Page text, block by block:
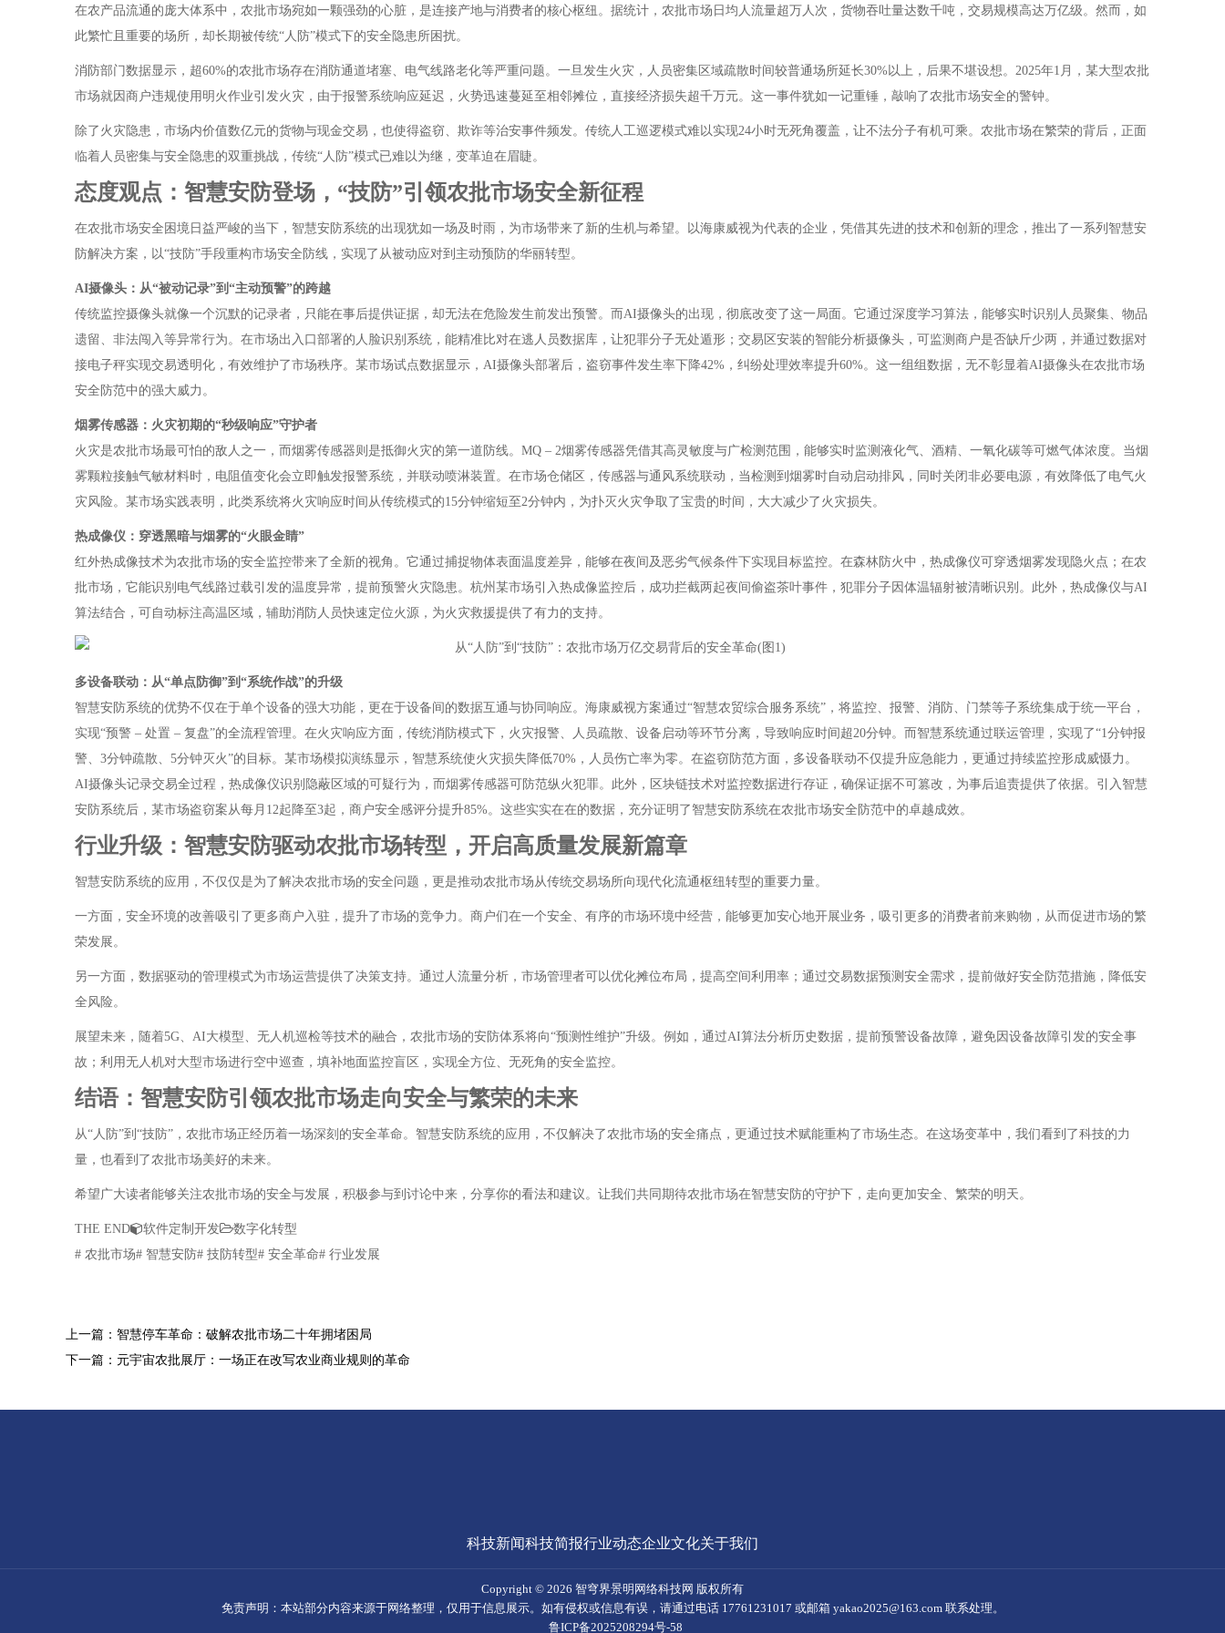
在农产品流通的庞大体系中，农批市场宛如一颗强劲的心脏，是连接产地与消费者的核心枢纽。据统计，农批市场日均人流量超万人次，货物吞吐量达数千吨，交易规模高达万亿级。然而，如
此繁忙且重要的场所，却长期被传统“人防”模式下的安全隐患所困扰。
消防部门数据显示，超60%的农批市场存在消防通道堵塞、电气线路老化等严重问题。一旦发生火灾，人员密集区域疏散时间较普通场所延长30%以上，后果不堪设想。2025年1月，某大型农批
市场就因商户违规使用明火作业引发火灾，由于报警系统响应延迟，火势迅速蔓延至相邻摊位，直接经济损失超千万元。这一事件犹如一记重锤，敲响了农批市场安全的警钟。
除了火灾隐患，市场内价值数亿元的货物与现金交易，也使得盗窃、欺诈等治安事件频发。传统人工巡逻模式难以实现24小时无死角覆盖，让不法分子有机可乘。农批市场在繁荣的背后，正面
临着人员密集与安全隐患的双重挑战，传统“人防”模式已难以为继，变革迫在眉睫。
态度观点：智慧安防登场，“技防”引领农批市场安全新征程
在农批市场安全困境日益严峻的当下，智慧安防系统的出现犹如一场及时雨，为市场带来了新的生机与希望。以海康威视为代表的企业，凭借其先进的技术和创新的理念，推出了一系列智慧安
防解决方案，以“技防”手段重构市场安全防线，实现了从被动应对到主动预防的华丽转型。
AI摄像头：从“被动记录”到“主动预警”的跨越
传统监控摄像头就像一个沉默的记录者，只能在事后提供证据，却无法在危险发生前发出预警。而AI摄像头的出现，彻底改变了这一局面。它通过深度学习算法，能够实时识别人员聚集、物品
遗留、非法闯入等异常行为。在市场出入口部署的人脸识别系统，能精准比对在逃人员数据库，让犯罪分子无处遁形；交易区安装的智能分析摄像头，可监测商户是否缺斤少两，并通过数据对
接电子秤实现交易透明化，有效维护了市场秩序。某市场试点数据显示，AI摄像头部署后，盗窃事件发生率下降42%，纠纷处理效率提升60%。这一组组数据，无不彰显着AI摄像头在农批市场
安全防范中的强大威力。
烟雾传感器：火灾初期的“秒级响应”守护者
火灾是农批市场最可怕的敌人之一，而烟雾传感器则是抵御火灾的第一道防线。MQ – 2烟雾传感器凭借其高灵敏度与广检测范围，能够实时监测液化气、酒精、一氧化碳等可燃气体浓度。当烟
雾颗粒接触气敏材料时，电阻值变化会立即触发报警系统，并联动喷淋装置。在市场仓储区，传感器与通风系统联动，当检测到烟雾时自动启动排风，同时关闭非必要电源，有效降低了电气火
灾风险。某市场实践表明，此类系统将火灾响应时间从传统模式的15分钟缩短至2分钟内，为扑灭火灾争取了宝贵的时间，大大减少了火灾损失。
热成像仪：穿透黑暗与烟雾的“火眼金睛”
红外热成像技术为农批市场的安全监控带来了全新的视角。它通过捕捉物体表面温度差异，能够在夜间及恶劣气候条件下实现目标监控。在森林防火中，热成像仪可穿透烟雾发现隐火点；在农
批市场，它能识别电气线路过载引发的温度异常，提前预警火灾隐患。杭州某市场引入热成像监控后，成功拦截两起夜间偷盗茶叶事件，犯罪分子因体温辐射被清晰识别。此外，热成像仪与AI
算法结合，可自动标注高温区域，辅助消防人员快速定位火源，为火灾救援提供了有力的支持。
多设备联动：从“单点防御”到“系统作战”的升级
智慧安防系统的优势不仅在于单个设备的强大功能，更在于设备间的数据互通与协同响应。海康威视方案通过“智慧农贸综合服务系统”，将监控、报警、消防、门禁等子系统集成于统一平台，
实现“预警 – 处置 – 复盘”的全流程管理。在火灾响应方面，传统消防模式下，火灾报警、人员疏散、设备启动等环节分离，导致响应时间超20分钟。而智慧系统通过联运管理，实现了“1分钟报
警、3分钟疏散、5分钟灭火”的目标。某市场模拟演练显示，智慧系统使火灾损失降低70%，人员伤亡率为零。在盗窃防范方面，多设备联动不仅提升应急能力，更通过持续监控形成威慑力。
AI摄像头记录交易全过程，热成像仪识别隐蔽区域的可疑行为，而烟雾传感器可防范纵火犯罪。此外，区块链技术对监控数据进行存证，确保证据不可篡改，为事后追责提供了依据。引入智慧
安防系统后，某市场盗窃案从每月12起降至3起，商户安全感评分提升85%。这些实实在在的数据，充分证明了智慧安防系统在农批市场安全防范中的卓越成效。
行业升级：智慧安防驱动农批市场转型，开启高质量发展新篇章
智慧安防系统的应用，不仅仅是为了解决农批市场的安全问题，更是推动农批市场从传统交易场所向现代化流通枢纽转型的重要力量。
一方面，安全环境的改善吸引了更多商户入驻，提升了市场的竞争力。商户们在一个安全、有序的市场环境中经营，能够更加安心地开展业务，吸引更多的消费者前来购物，从而促进市场的繁
荣发展。
另一方面，数据驱动的管理模式为市场运营提供了决策支持。通过人流量分析，市场管理者可以优化摊位布局，提高空间利用率；通过交易数据预测安全需求，提前做好安全防范措施，降低安
全风险。
展望未来，随着5G、AI大模型、无人机巡检等技术的融合，农批市场的安防体系将向“预测性维护”升级。例如，通过AI算法分析历史数据，提前预警设备故障，避免因设备故障引发的安全事
故；利用无人机对大型市场进行空中巡查，填补地面监控盲区，实现全方位、无死角的安全监控。
结语：智慧安防引领农批市场走向安全与繁荣的未来
从“人防”到“技防”，农批市场正经历着一场深刻的安全革命。智慧安防系统的应用，不仅解决了农批市场的安全痛点，更通过技术赋能重构了市场生态。在这场变革中，我们看到了科技的力
量，也看到了农批市场美好的未来。
希望广大读者能够关注农批市场的安全与发展，积极参与到讨论中来，分享你的看法和建议。让我们共同期待农批市场在智慧安防的守护下，走向更加安全、繁荣的明天。
THE END 软件定制开发
数字化转型
# 农批市场# 智慧安防# 技防转型# 安全革命# 行业发展
上一篇：智慧停车革命：破解农批市场二十年拥堵困局
下一篇：元宇宙农批展厅：一场正在改写农业商业规则的革命
科技新闻科技简报行业动态企业文化关于我们
Copyright © 2026 智穹界景明网络科技网 版权所有
免责声明：本站部分内容来源于网络整理，仅用于信息展示。如有侵权或信息有误，请通过电话 17761231017 或邮箱 yakao2025@163.com 联系处理。
鲁ICP备2025208294号-58